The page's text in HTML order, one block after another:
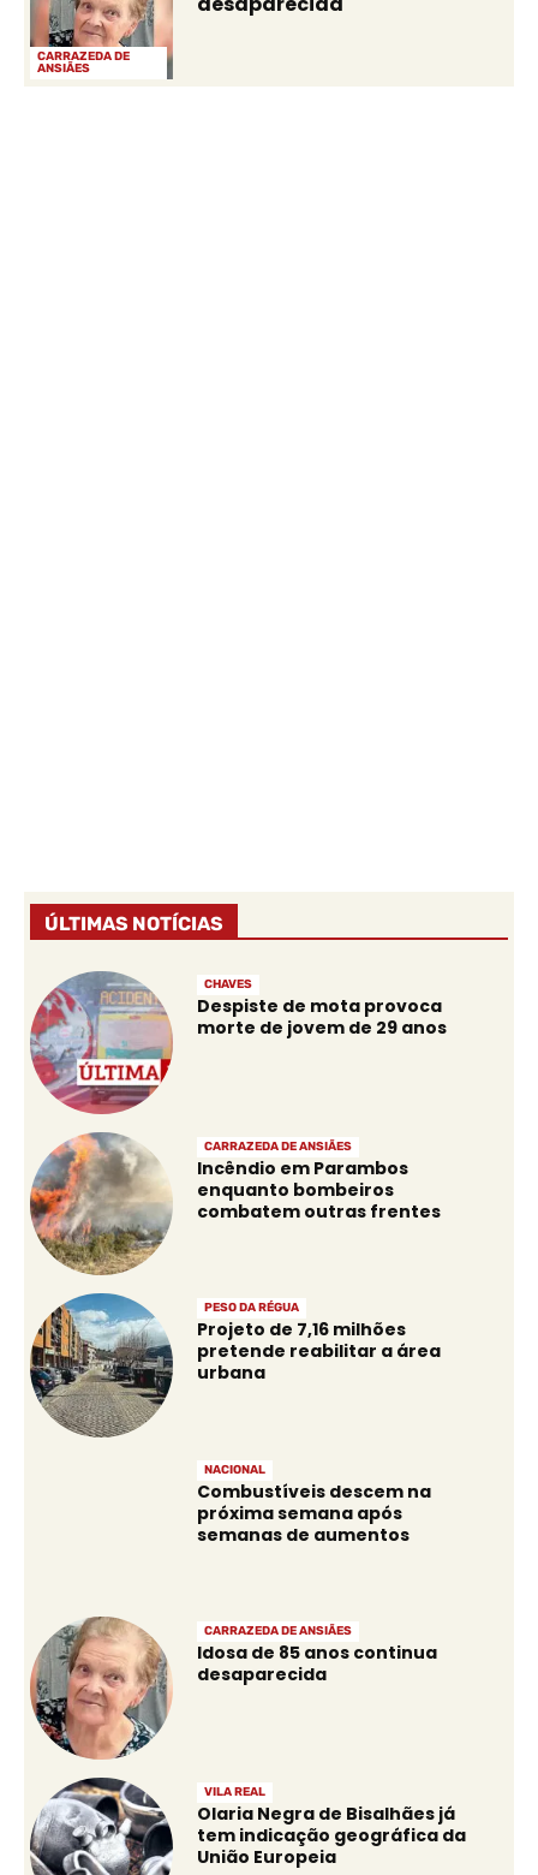
CARRAZEDA DE
ANSIÃES
ÚLTIMAS NOTÍCIAS
CHAVES
Despiste de mota provoca
morte de jovem de 29 anos
CARRAZEDA DE ANSIÃES
Incêndio em Parambos
enquanto bombeiros
combatem outras frentes
PESO DA RÉGUA
Projeto de 7,16 milhões
pretende reabilitar a área
urbana
NACIONAL
Combustíveis descem na
próxima semana após
semanas de aumentos
CARRAZEDA DE ANSIÃES
Idosa de 85 anos continua
desaparecida
VILA REAL
Olaria Negra de Bisalhães já
tem indicação geográfica da
União Europeia